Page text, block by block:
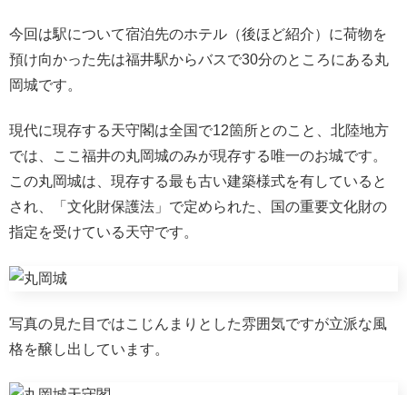
今回は駅について宿泊先のホテル（後ほど紹介）に荷物を
預け向かった先は福井駅からバスで30分のところにある丸
岡城です。
現代に現存する天守閣は全国で12箇所とのこと、北陸地方
では、ここ福井の丸岡城のみが現存する唯一のお城です。
この丸岡城は、現存する最も古い建築様式を有していると
され、「文化財保護法」で定められた、国の重要文化財の
指定を受けている天守です。
写真の見た目ではこじんまりとした雰囲気ですが立派な風
格を醸し出しています。